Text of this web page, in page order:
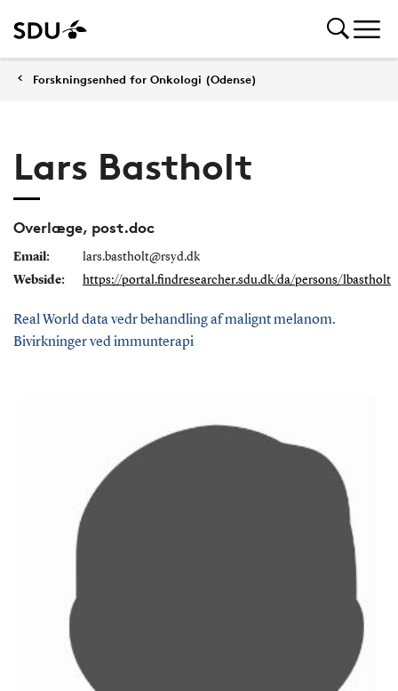
Forskningsenhed for Onkologi (Odense)
Lars Bastholt
Overlæge, post.doc
Email:
lars.bastholt@rsyd.dk
Webside:
https://portal.findresearcher.sdu.dk/da/persons/lbastholt
Real World data vedr behandling af malignt melanom.
Bivirkninger ved immunterapi